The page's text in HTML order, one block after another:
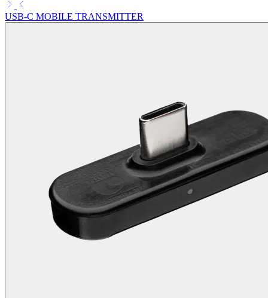
USB-C MOBILE TRANSMITTER